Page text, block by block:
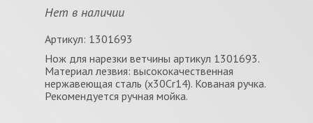
Нет в наличии
Артикул: 1301693
Нож для нарезки ветчины артикул 1301693.
Материал лезвия: высококачественная
нержавеющая сталь (x30Cr14). Кованая ручка.
Рекомендуется ручная мойка.